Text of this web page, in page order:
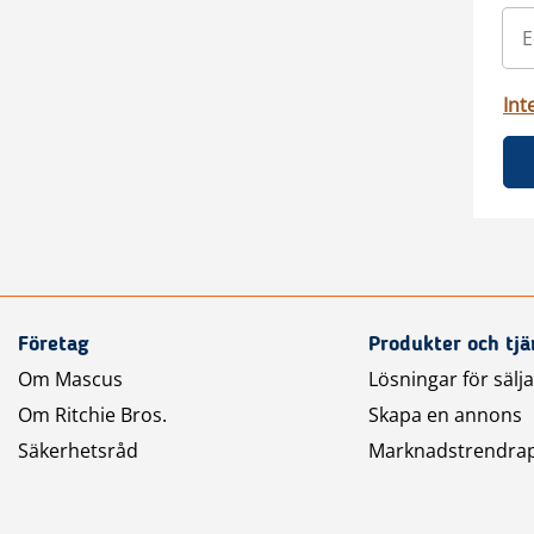
Företag
Om Mascus
Om Ritchie Bros.
Säkerhetsråd
Produkter och
Lösningar för
Skapa en annons